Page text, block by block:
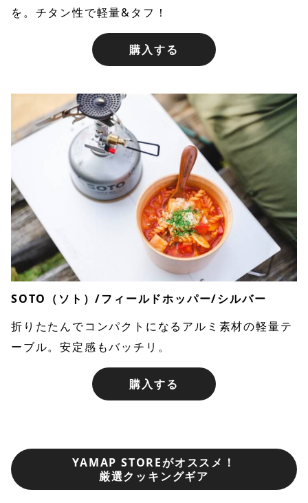
を。チタン性で軽量&タフ！
購入する
SOTO（ソト）/フィールドホッパー/シルバー
折りたたんでコンパクトになるアルミ素材の軽量テ
ーブル。安定感もバッチリ。
購入する
YAMAP STOREがオススメ！
厳選クッキングギア